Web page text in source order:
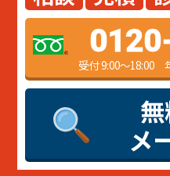
受付 9:00～18:00
メ